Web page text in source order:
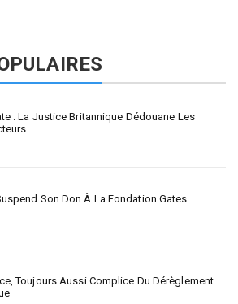
: La Justice Britannique Dédouane Les
Son Don À La Fondation Gates
Toujours Aussi Complice Du Dérèglement